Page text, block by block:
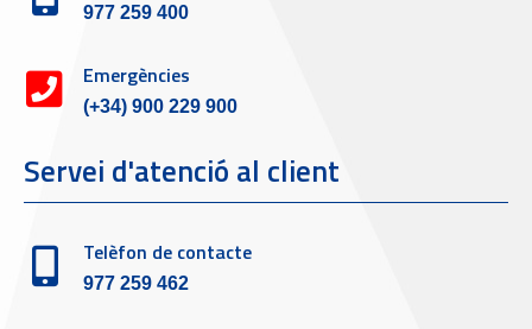
977 259 400
Emergències
(+34) 900 229 900
Servei d'atenció al client
Telèfon de contacte
977 259 462